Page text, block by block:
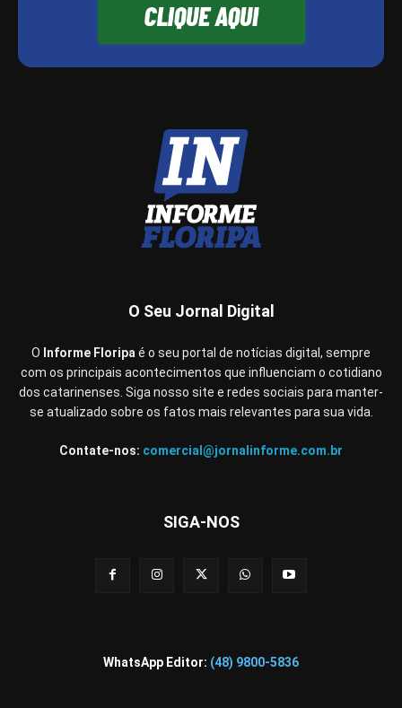
O Seu Jornal Digital
O Informe Floripaé o seu portal de notícias digital, sempre
com os principais acontecimentos que influenciam o cotidiano
dos catarinenses. Siga nosso site e redes sociais para manter-
se atualizado sobre os fatos mais relevantes para sua vida.
Contate-nos: comercial@jornalinforme.com.br
SIGA-NOS
WhatsApp Editor: (48) 9800-5836